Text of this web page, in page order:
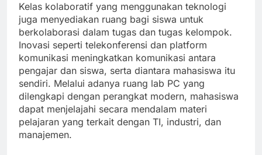
Kelas kolaboratif yang menggunakan teknologi
juga menyediakan ruang bagi siswa untuk
berkolaborasi dalam tugas dan tugas kelompok.
Inovasi seperti telekonferensi dan platform
komunikasi meningkatkan komunikasi antara
pengajar dan siswa, serta diantara mahasiswa itu
sendiri. Melalui adanya ruang lab PC yang
dilengkapi dengan perangkat modern, mahasiswa
dapat menjelajahi secara mendalam materi
pelajaran yang terkait dengan TI, industri, dan
manajemen.